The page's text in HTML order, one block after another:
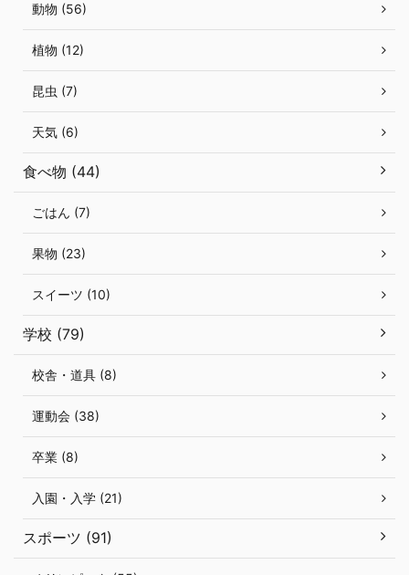
動物 (56)
植物 (12)
昆虫 (7)
天気 (6)
食べ物 (44)
ごはん (7)
果物 (23)
スイーツ (10)
学校 (79)
校舎・道具 (8)
運動会 (38)
卒業 (8)
入園・入学 (21)
スポーツ (91)